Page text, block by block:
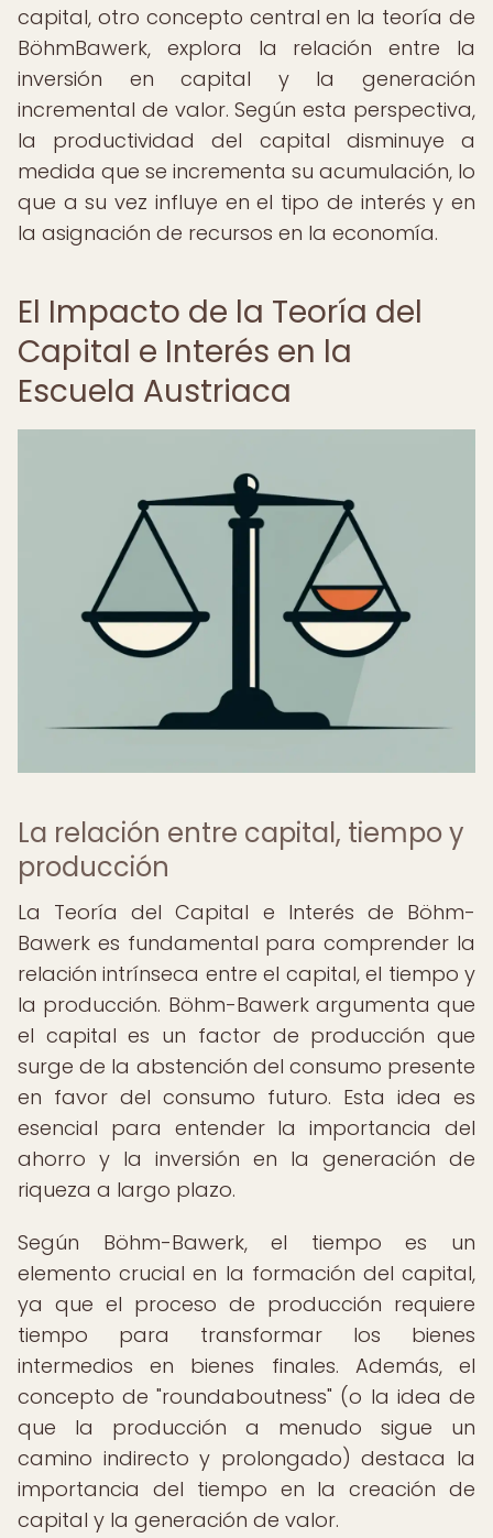
capital, otro concepto central en la teoría de
BöhmBawerk, explora la relación entre la
inversión en capital y la generación
incremental de valor. Según esta perspectiva,
la productividad del capital disminuye a
medida que se incrementa su acumulación, lo
que a su vez influye en el tipo de interés y en
la asignación de recursos en la economía.
El Impacto de la Teoría del
Capital e Interés en la
Escuela Austriaca
La relación entre capital, tiempo y
producción
La Teoría del Capital e Interés de Böhm-
Bawerk es fundamental para comprender la
relación intrínseca entre el capital, el tiempo y
la producción. Böhm-Bawerk argumenta que
el capital es un factor de producción que
surge de la abstención del consumo presente
en favor del consumo futuro. Esta idea es
esencial para entender la importancia del
ahorro y la inversión en la generación de
riqueza a largo plazo.
Según Böhm-Bawerk, el tiempo es un
elemento crucial en la formación del capital,
ya que el proceso de producción requiere
tiempo para transformar los bienes
intermedios en bienes finales. Además, el
concepto de "roundaboutness" (o la idea de
que la producción a menudo sigue un
camino indirecto y prolongado) destaca la
importancia del tiempo en la creación de
capital y la generación de valor.